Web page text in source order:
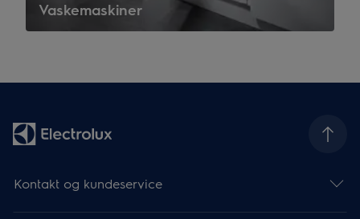
Vaskemaskiner
Kontakt og kundeservice